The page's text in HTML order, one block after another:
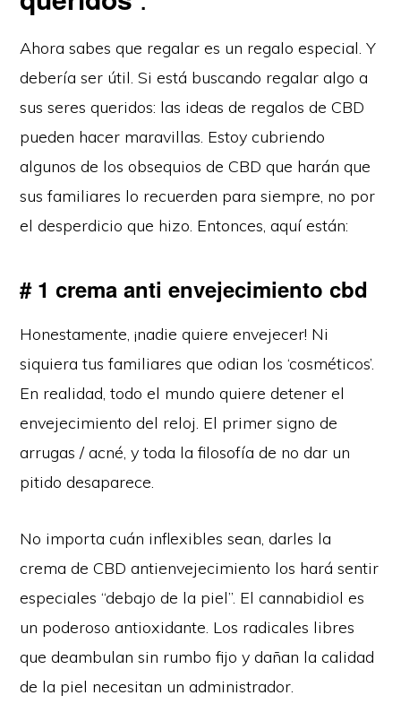
Ahora sabes que regalar es un regalo especial. Y
debería ser útil. Si está buscando regalar algo a
sus seres queridos: las ideas de regalos de CBD
pueden hacer maravillas. Estoy cubriendo
algunos de los obsequios de CBD que harán que
sus familiares lo recuerden para siempre, no por
el desperdicio que hizo. Entonces, aquí están:
# 1 crema anti envejecimiento cbd
Honestamente, ¡nadie quiere envejecer! Ni
siquiera tus familiares que odian los ‘cosméticos’.
En realidad, todo el mundo quiere detener el
envejecimiento del reloj. El primer signo de
arrugas / acné, y toda la filosofía de no dar un
pitido desaparece.
No importa cuán inflexibles sean, darles la
crema de CBD antienvejecimiento los hará sentir
especiales “debajo de la piel”. El cannabidiol es
un poderoso antioxidante. Los radicales libres
que deambulan sin rumbo fijo y dañan la calidad
de la piel necesitan un administrador.